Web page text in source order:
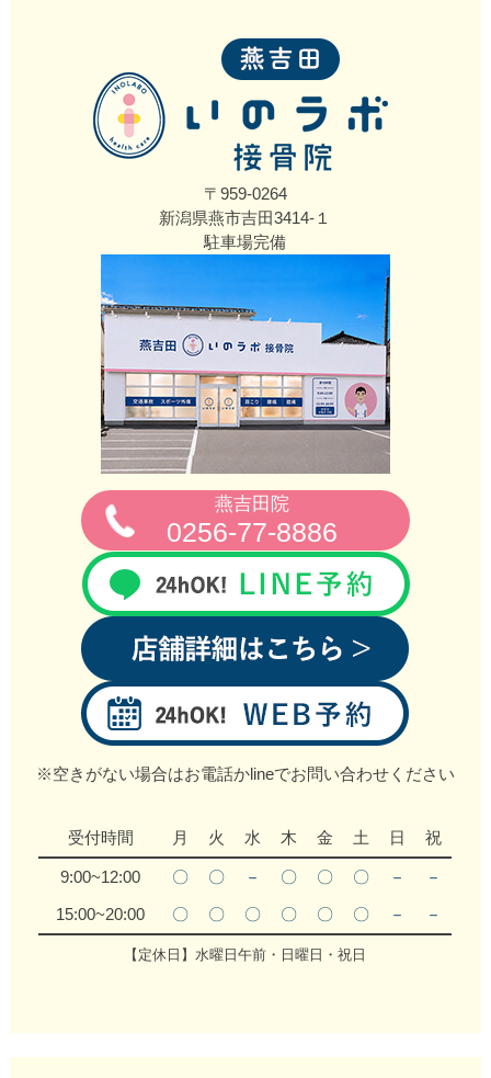
〒959-0264
新潟県燕市吉田3414‐１
駐車場完備
燕吉田院
0256‐77‐8886
※空きがない場合はお電話かlineでお問い合わせください
受付時間 月 火 水 木 金 土 日 祝
9:00~12:00 〇 〇 － 〇 〇 〇 －
－
15:00~20:00
〇 〇 〇 〇 〇 〇 － －
【定休日】水曜日午前・日曜日・祝日